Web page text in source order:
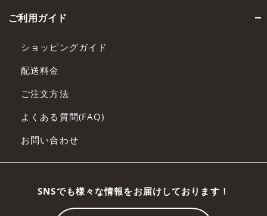
ご利用ガイド
ショッピングガイド
配送料金
ご注文方法
よくある質問(FAQ)
お問い合わせ
SNSでも様々な情報をお届けしております！